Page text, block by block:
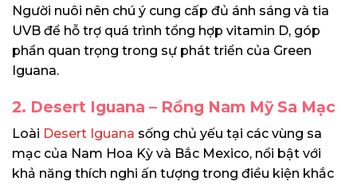
Người nuôi nên chú ý cung cấp đủ ánh sáng và tia
UVB để hỗ trợ quá trình tổng hợp vitamin D, góp
phần quan trọng trong sự phát triển của Green
Iguana.
2. Desert Iguana – Rồng Nam Mỹ Sa Mạc
Loài Desert Iguana sống chủ yếu tại các vùng sa
mạc của Nam Hoa Kỳ và Bắc Mexico, nổi bật với
khả năng thích nghi ấn tượng trong điều kiện khắc